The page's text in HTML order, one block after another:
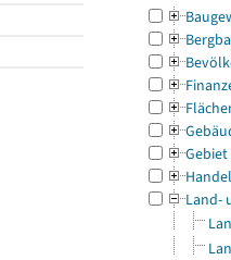
Gebiet
Land-